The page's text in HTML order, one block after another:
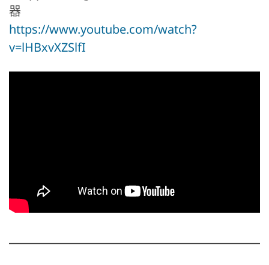
器
https://www.youtube.com/watch?
v=lHBxvXZSlfI